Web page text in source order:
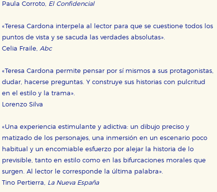
Paula Corroto, El Confidencial
«Teresa Cardona interpela al lector para que se cuestione todos los
puntos de vista y se sacuda las verdades absolutas».
Celia Fraile,Abc
«Teresa Cardona permite pensar por sí mismos a sus protagonistas,
dudar, hacerse preguntas. Y construye sus historias con pulcritud
en el estilo y la trama».
Lorenzo Silva
«Una experiencia estimulante y adictiva: un dibujo preciso y
matizado de los personajes, una inmersión en un escenario poco
habitual y un encomiable esfuerzo por alejar la historia de lo
previsible, tanto en estilo como en las bifurcaciones morales que
surgen. Al lector le corresponde la última palabra».
Tino Pertierra, La Nueva España